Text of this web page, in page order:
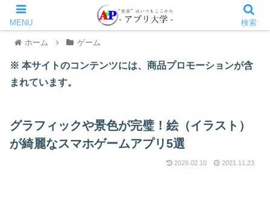
ホーム ゲーム
※ 本サイトのコンテンツには、商品プロモーションが含
まれています。
グラフィックや景色が完璧！絵（イラスト）
が綺麗なスマホゲームアプリ5選
2026.02.10 2021.11.23
MENU 検索